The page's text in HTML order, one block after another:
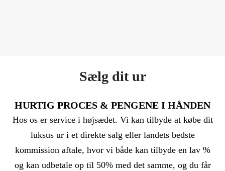
Sælg dit ur
HURTIG PROCES & PENGENE I HÅNDEN
Hos os er service i højsædet. Vi kan tilbyde at købe dit
luksus ur i et direkte salg eller landets bedste
kommission aftale, hvor vi både kan tilbyde en lav %
og kan udbetale op til 50% med det samme, og du får